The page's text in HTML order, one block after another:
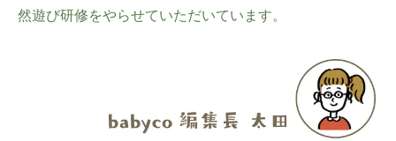
然遊び研修をやらせていただいています。